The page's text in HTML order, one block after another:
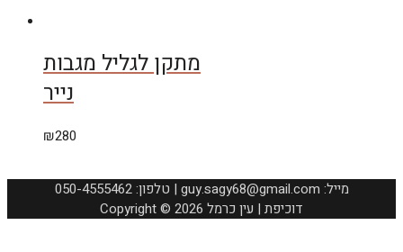
מתקן לגליל מגבות
נייר
₪280
050-4555462 :טלפון | guy.sagy68@gmail.com :מייל
Copyright © 2026 דוכיפת | עין כרמל